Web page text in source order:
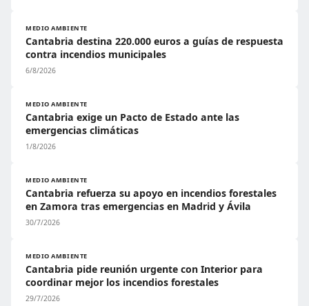
MEDIO AMBIENTE
Cantabria destina 220.000 euros a guías de respuesta
contra incendios municipales
6/8/2026
MEDIO AMBIENTE
Cantabria exige un Pacto de Estado ante las
emergencias climáticas
1/8/2026
MEDIO AMBIENTE
Cantabria refuerza su apoyo en incendios forestales
en Zamora tras emergencias en Madrid y Ávila
30/7/2026
MEDIO AMBIENTE
Cantabria pide reunión urgente con Interior para
coordinar mejor los incendios forestales
29/7/2026